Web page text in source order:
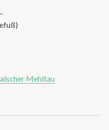
Mehltau